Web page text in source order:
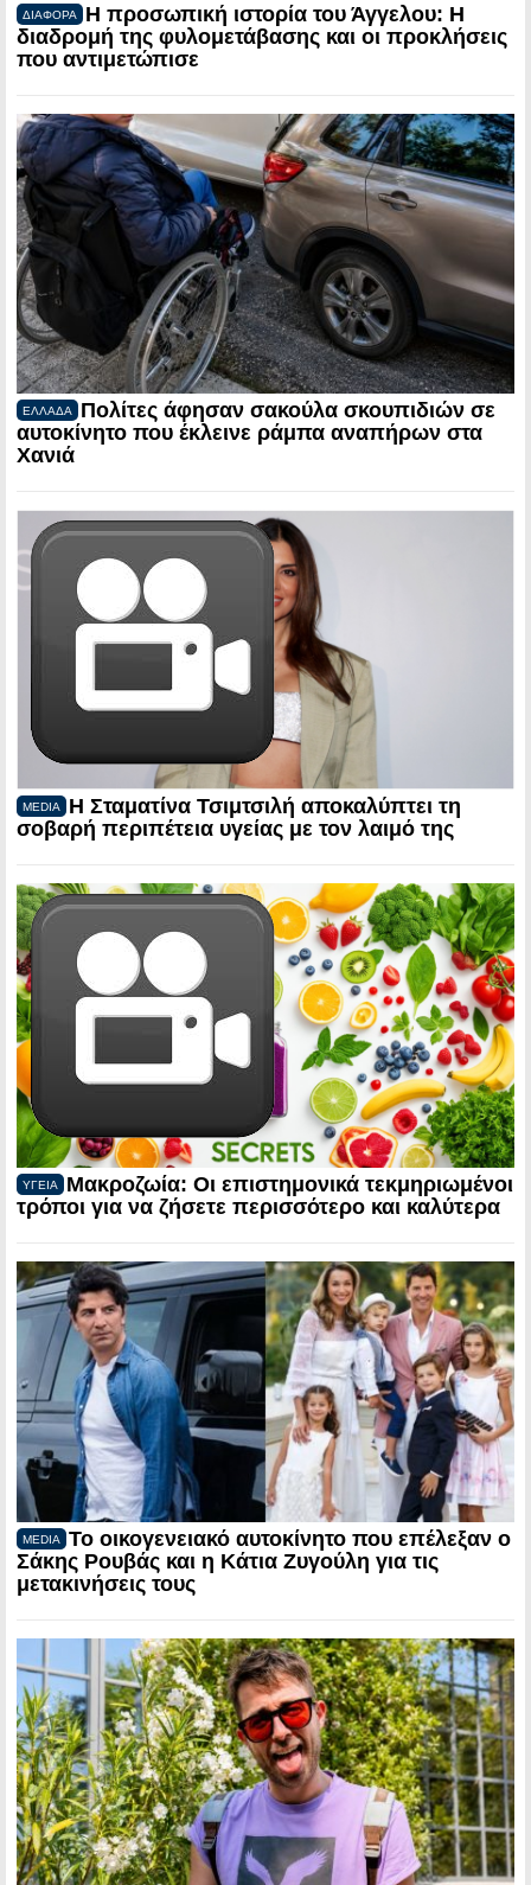
ΔΙΑΦΟΡΑ
Η προσωπική ιστορία του Άγγελου: Η
διαδρομή της φυλομετάβασης και οι προκλήσεις
που αντιμετώπισε
ΕΛΛΑΔΑ
Πολίτες άφησαν σακούλα σκουπιδιών σε
αυτοκίνητο που έκλεινε ράμπα αναπήρων στα
Χανιά
MEDIA
Η Σταματίνα Τσιμτσιλή αποκαλύπτει τη
σοβαρή περιπέτεια υγείας με τον λαιμό της
ΥΓΕΙΑ
Μακροζωία: Οι επιστημονικά τεκμηριωμένοι
τρόποι για να ζήσετε περισσότερο και καλύτερα
MEDIA
Το οικογενειακό αυτοκίνητο που επέλεξαν ο
Σάκης Ρουβάς και η Κάτια Ζυγούλη για τις
μετακινήσεις τους